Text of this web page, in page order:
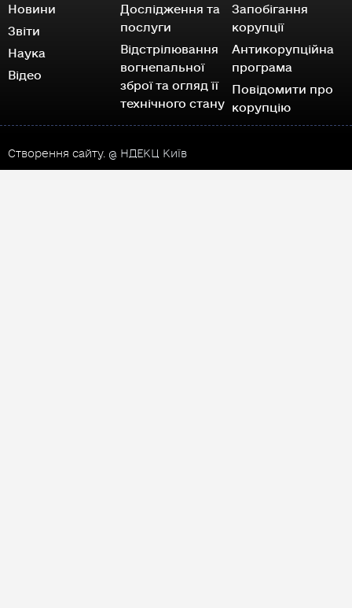
Новини
Звіти
Наука
Відео
Дослідження та
послуги
Відстрілювання
вогнепальної
зброї та огляд її
технічного стану
Запобігання
корупції
Антикорупційна
програма
Повідомити про
корупцію
Створення сайту. @ НДЕКЦ Київ